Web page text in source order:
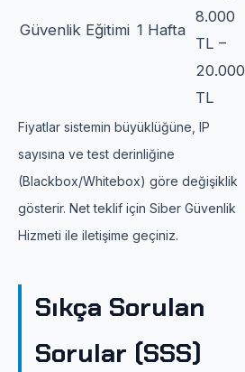
Güvenlik Eğitimi 1 Hafta
8.000
TL –
20.000
TL
Fiyatlar sistemin büyüklüğüne, IP
sayısına ve test derinliğine
(Blackbox/Whitebox) göre değişiklik
gösterir. Net teklif için Siber Güvenlik
Hizmeti ile iletişime geçiniz.
Sıkça Sorulan
Sorular (SSS)